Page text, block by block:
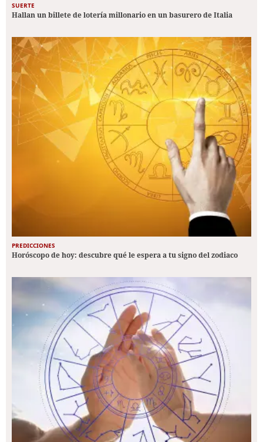
SUERTE
Hallan un billete de lotería millonario en un basurero de Italia
PREDICCIONES
Horóscopo de hoy: descubre qué le espera a tu signo del zodiaco